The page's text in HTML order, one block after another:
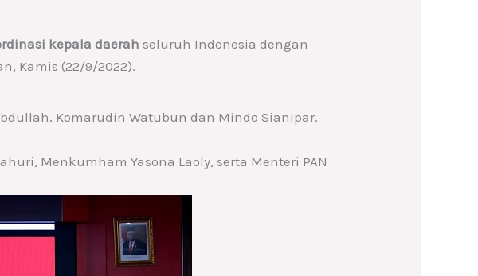
kepala daerah seluruh Indonesia dengan
Kamis (22/9/2022).
Komarudin Watubun dan Mindo Sianipar.
Menkumham Yasona Laoly, serta Menteri PAN